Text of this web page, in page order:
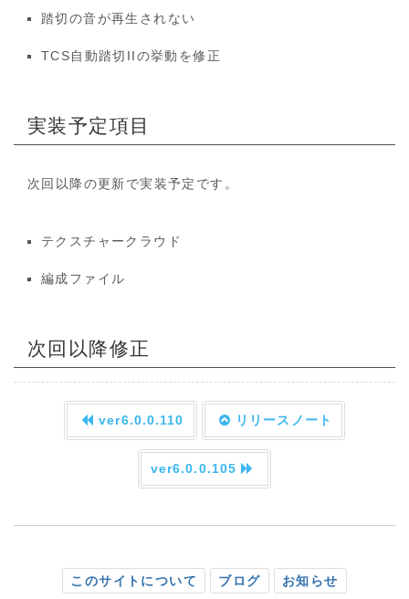
踏切の音が再生されない
TCS自動踏切IIの挙動を修正
実装予定項目
次回以降の更新で実装予定です。
テクスチャークラウド
編成ファイル
次回以降修正
ver6.0.0.110 リリースノート
ver6.0.0.105
このサイトについて ブログ お知らせ